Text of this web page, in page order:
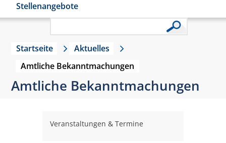
Stellenangebote
Startseite
Aktuelles
Amtliche Bekanntmachungen
Amtliche Bekanntmachungen
Veranstaltungen & Termine